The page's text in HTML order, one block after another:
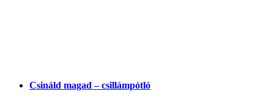
Csináld magad – csillámpótló